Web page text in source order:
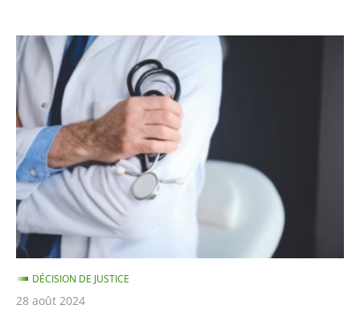
Etudiants
infirmiers
recalés
-
28
Août
2024
DÉCISION DE JUSTICE
28 août 2024